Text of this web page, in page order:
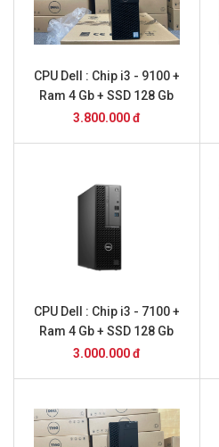
CPU Dell : Chip i3 - 9100 +
Ram 4 Gb + SSD 128 Gb
3.800.000 đ
CPU Dell : Chip i3 - 7100 +
Ram 4 Gb + SSD 128 Gb
3.000.000 đ